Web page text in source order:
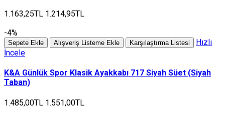
1.163,25TL 1.214,95TL
-4%
Sepete Ekle Alışveriş Listeme Ekle Karşılaştırma Listesi
Hızlı
İncele
K&A Günlük Spor Klasik Ayakkabı 717 Siyah Süet (Siyah
Taban)
1.485,00TL 1.551,00TL